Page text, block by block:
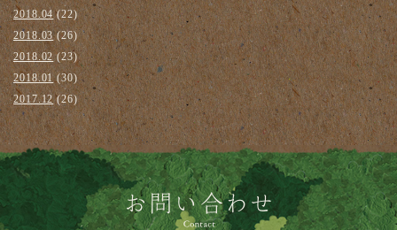
2018.04(22)
2018.03(26)
2018.02 (23)
2018.01(30)
2017.12(26)